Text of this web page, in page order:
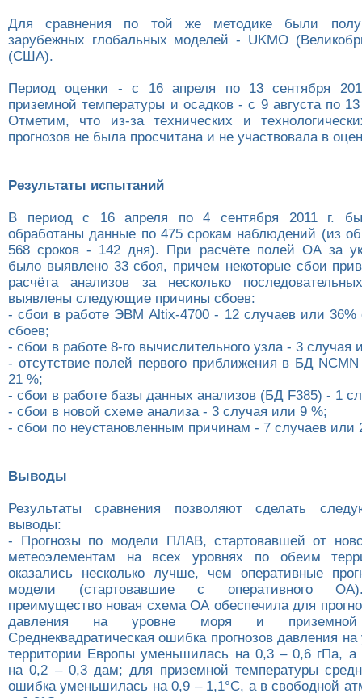
Для сравнения по той же методике были
зарубежных глобальных моделей - UKMO
(США).
Период оценки - с 16 апреля по 13 сентября
приземной температуры и осадков - с 9 августа по 13
Отметим, что из-за технических и
прогнозов не была просчитана и не участвовала в
Результаты испытаний
В период с 16 апреля по 4 сентября 2011 г.
обработаны данные по 475 срокам наблюдений (из
568 сроков - 142 дня). При расчёте полей ОА за
было выявлено 33 сбоя, причем некоторые сбои
расчёта анализов за несколько
выявлены следующие причины сбоев:
- сбои в работе ЭВМ Altix-4700 - 12 случаев или 36%
сбоев;
- сбои в работе 8-го вычислительного узла - 3 случая
- отсутствие полей первого приближения в БД
21 %;
- сбои в работе базы данных анализов (БД F385) - 1
- сбои в новой схеме анализа - 3 случая или 9 %;
- сбои по неустановленным причинам - 7 случаев или
Выводы
Результаты сравнения позволяют сделать
выводы:
- Прогнозы по модели ПЛАВ, стартовавшей от
метеоэлементам на всех уровнях по обеим
оказались несколько лучше, чем оперативные
модели (стартовавшие с оперативного
преимущество новая схема ОА обеспечила для
давления на уровне моря и приземной
Среднеквадратическая ошибка прогнозов давления
территории Европы уменьшилась на 0,3 – 0,6 гПа, а
на 0,2 – 0,3 дам; для приземной температуры
ошибка уменьшилась на 0,9 – 1,1°С, а в свободной